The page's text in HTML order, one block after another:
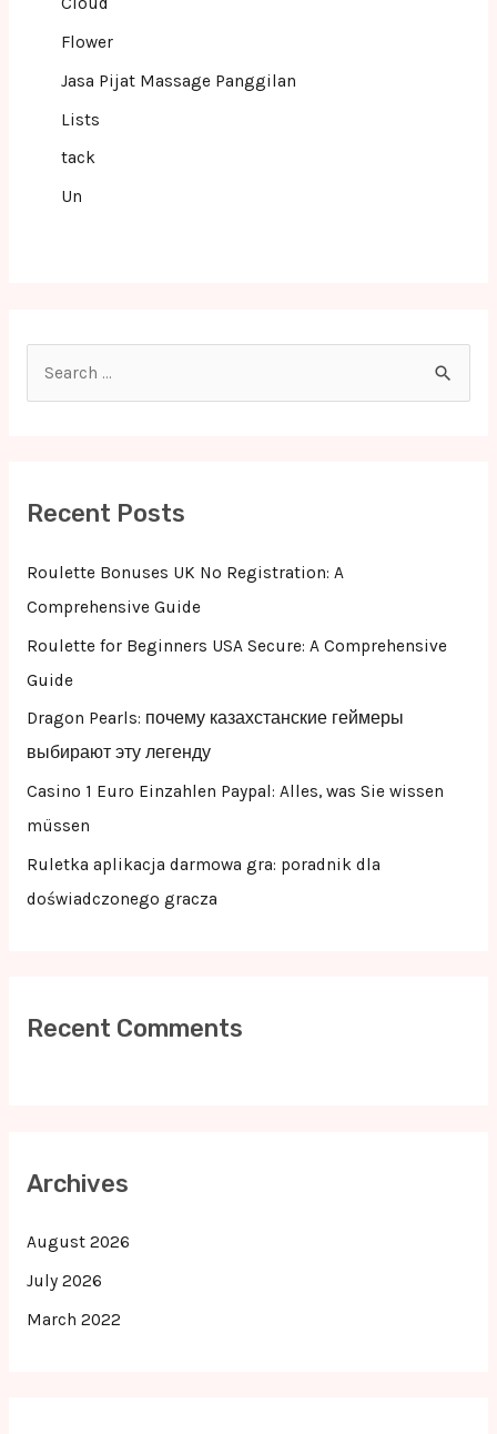
Flower
Jasa Pijat Massage Panggilan
Lists
tack
Un
f
o
Recent Posts
Roulette Bonuses UK No Registration: A
Comprehensive Guide
Roulette for Beginners USA Secure: A Comprehensive
Guide
Dragon Pearls: почему казахстанские геймеры
выбирают эту легенду
Casino 1 Euro Einzahlen Paypal: Alles, was Sie wissen
müssen
Ruletka aplikacja darmowa gra: poradnik dla
doświadczonego gracza
Recent Comments
Archives
August 2026
July 2026
March 2022